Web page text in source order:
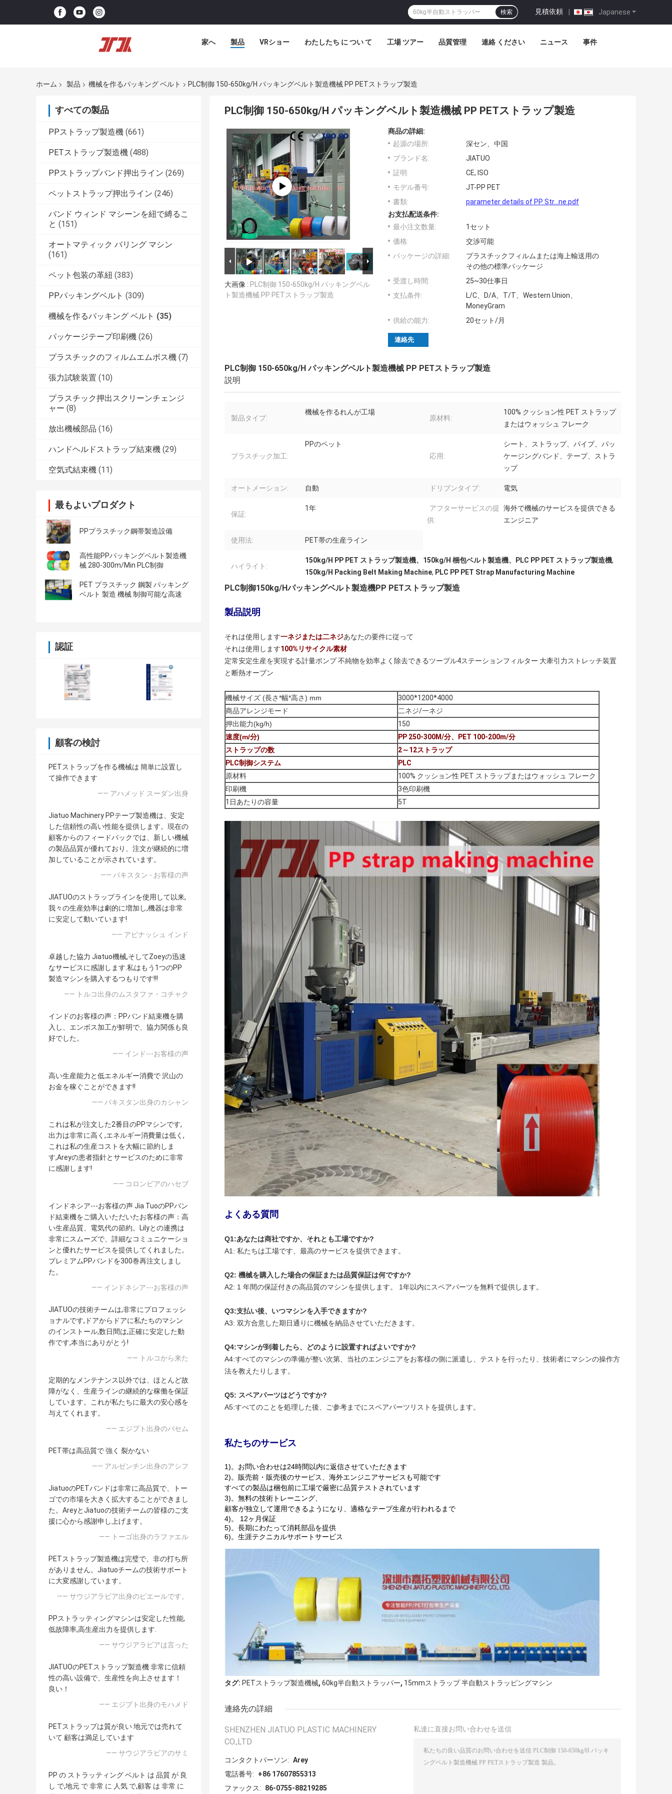
Japanese
見積依頼 |
検索
家へ 製品 VRショー わたしたち に つい て 工場 ツアー 品質管理 連絡 ください ニュース 事件
ホーム 製品 機械を作るパッキング ベルト PLC制御 150-650kg/H パッキングベルト製造機械 PP PETストラップ製造
すべての製品
PPストラップ製造機 (661)
PETストラップ製造機 (488)
PPストラップバンド押出ライン (269)
ペットストラップ押出ライン (246)
バンド ウィンド マシーンを紐で縛るこ
と (151)
オートマティック バリング マシン
(161)
ペット包装の革紐 (383)
PPパッキングベルト (309)
機械を作るパッキング ベルト (35)
パッケージテープ印刷機 (26)
プラスチックのフィルムエムボス機 (7)
張力試験装置 (10)
プラスチック押出スクリーンチェンジ
ャー (8)
放出機械部品 (16)
ハンドヘルドストラップ結束機 (29)
空気式結束機 (11)
最もよいプロダクト
PPプラスチック鋼帯製造設備
高性能PPパッキングベルト製造機
械 280-300m/Min PLC制御
PET プラスチック 鋼製 パッキング
ベルト 製造 機械 制御可能な高速
認証
顧客の検討
PETストラップを作る機械は 簡単に設置し
て操作できます
—— アハメッド スーダン出身
Jiatuo Machinery PPテープ製造機は、安定
した信頼性の高い性能を提供します。現在の
顧客からのフィードバックでは、新しい機械
の製品品質が優れており、注文が継続的に増
加していることが示されています。
—— パキスタン - お客様の声
JIATUOのストラップラインを使用して以来,
我々の生産効率は劇的に増加し,機器は非常
に安定して動いています!
—— アビナッシュ インド
卓越した協力 Jiatuo機械,そしてZoeyの迅速
なサービスに感謝します.私はもう1つのPP
製造マシンを購入するつもりです!!!
—— トルコ出身のムスタファ・コチャク
インドのお客様の声：PPバンド結束機を購
入し、エンボス加工が鮮明で、協力関係も良
好でした。
—— インド---お客様の声
高い生産能力と低エネルギー消費で 沢山の
お金を稼ぐことができます!!
—— パキスタン出身のカシャン
これは私が注文した2番目のPPマシンです,
出力は非常に高く,エネルギー消費量は低く,
これは私の生産コストを大幅に節約しま
す,Areyの患者指針とサービスのために非常
に感謝します!
—— コロンビアのハセブ
インドネシア---お客様の声 Jia TuoのPPバン
ド結束機をご購入いただいたお客様の声：高
い生産品質、電気代の節約。Lilyとの連携は
非常にスムーズで、詳細なコミュニケーショ
ンと優れたサービスを提供してくれました。
プレミアムPPバンドを300巻再注文しまし
た。
—— インドネシア---お客様の声
JIATUOの技術チームは,非常にプロフェッシ
ョナルです,ドアからドアに私たちのマシン
のインストール,数日間は,正確に安定した動
作です,本当にありがとう!
—— トルコから来た
定期的なメンテナンス以外では、ほとんど故
障がなく、生産ラインの継続的な稼働を保証
しています。これが私たちに最大の安心感を
与えてくれます。
—— エジプト出身のバセム
PET帯は高品質で 強く 裂かない
—— アルゼンチン出身のアシフ
JiatuoのPETバンドは非常に高品質で、トー
ゴでの市場を大きく拡大することができまし
た。AreyとJiatuoの技術チームの皆様のご支
援に心から感謝申し上げます。
—— トーゴ出身のラファエル
PETストラップ製造機は完璧で、非の打ち所
がありません。Jiatuoチームの技術サポート
に大変感謝しています。
—— サウジアラビア出身のピエールです。
PPストラッティングマシンは安定した性能,
低故障率,高生産出力を提供します.
—— サウジアラビアは言った
JIATUOのPETストラップ製造機 非常に信頼
性の高い設備で、生産性を向上させます！
良い！
—— エジプト出身のモハメド
PETストラップは質が良い 地元では売れて
いて 顧客は満足しています
—— サウジアラビアのサミ
PP の ストラッティング ベルト は 品質 が 良
し で,地元 で 非常 に 人気 で,顧客 は 非常 に
PLC制御 150-650kg/H パッキングベルト製造機械 PP PETストラップ製造
大画像 : PLC制御 150-650kg/H パッキングベル
ト製造機械 PP PETストラップ製造
商品の詳細:
起源の場所:
深セン、中国
ブランド名:
JIATUO
証明:
CE, ISO
モデル番号:
JT-PP PET
書類:
parameter details of PP Str...ne.pdf
お支払配送条件:
最小注文数量:
1セット
価格:
交渉可能
パッケージの詳細:
プラスチックフィルムまたは海上輸送用の
その他の標準パッケージ
受渡し時間:
25~30仕事日
支払条件:
L/C、D/A、T/T、Western Union、
MoneyGram
供給の能力:
20セット/月
連絡先
PLC制御 150-650kg/H パッキングベルト製造機械 PP PETストラップ製造
説明
製品タイプ:
機械を作るれんが工場
原材料:
100% クッション性 PET ストラップ
またはウォッシュ フレーク
プラスチック加工:
PPのペット
応用:
シート、ストラップ、パイプ、パッ
ケージングバンド、テープ、ストラ
ップ
オートメーション: 自動 ドリブンタイプ: 電気
保証:
1年
アフターサービスの提
供:
海外で機械のサービスを提供できる
エンジニア
使用法: PET帯の生産ライン
ハイライト:
150kg/H PP PET ストラップ製造機、150kg/H 梱包ベルト製造機、PLC PP PET ストラップ製造機,
150kg/H Packing Belt Making Machine, PLC PP PET Strap Manufacturing Machine
PLC制御150kg/Hパッキングベルト製造機PP PETストラップ製造
製品説明
それは使用します一ネジまたは二ネジあなたの要件に従って
それは使用します100%リサイクル素材
定常安定生産を実現する計量ポンプ 不純物を効率よく除去できるツープル4ステーションフィルター 大牽引力ストレッチ装置
と断熱オーブン
機械サイズ (長さ*幅*高さ) mm
3000*1200*4000
商品アレンジモード
二ネジ/一ネジ
押出能力(kg/h)
150
速度(m/分)
PP 250-300M/分、PET 100-200m/分
ストラップの数
2～12ストラップ
PLC制御システム
PLC
原材料
100% クッション性 PET ストラップまたはウォッシュ フレーク
印刷機
3色印刷機
1日あたりの容量
5T
よくある質問
Q1:あなたは商社ですか、それとも工場ですか?
A1: 私たちは工場です、最高のサービスを提供できます。
Q2: 機械を購入した場合の保証または品質保証は何ですか?
A2: 1 年間の保証付きの高品質のマシンを提供します。 1年以内にスペアパーツを無料で提供します。
Q3:支払い後、いつマシンを入手できますか?
A3: 双方合意した期日通りに機械を納品させていただきます。
Q4:マシンが到着したら、どのように設置すればよいですか?
A4:すべてのマシンの準備が整い次第、当社のエンジニアをお客様の側に派遣し、テストを行ったり、技術者にマシンの操作方
法を教えたりします。
Q5: スペアパーツはどうですか?
A5:すべてのことを処理した後、ご参考までにスペアパーツリストを提供します。
私たちのサービス
1)。お問い合わせは24時間以内に返信させていただきます
2)。販売前・販売後のサービス、海外エンジニアサービスも可能です
すべての製品は梱包前に工場で厳密に品質テストされています
3)。無料の技術トレーニング、
顧客が独立して運用できるようになり、適格なテープ生産が行われるまで
4)。 12ヶ月保証
5)。長期にわたって消耗部品を提供
6)。生涯テクニカルサポートサービス
タグ: PETストラップ製造機械, 60kg半自動ストラッパー, 15mmストラップ 半自動ストラッピングマシン
連絡先の詳細
SHENZHEN JIATUO PLASTIC MACHINERY
CO.,LTD
コンタクトパーソン: Arey
電話番号:
+86 17607855313
ファックス:
86-0755-88219285
私達に直接お問い合わせを送信